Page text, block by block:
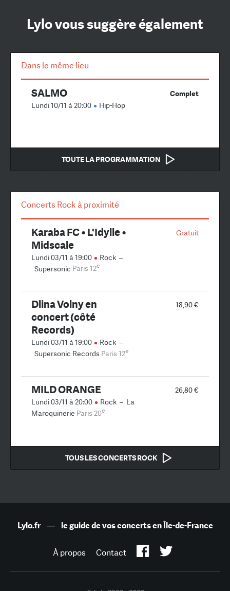
Lylo vous suggère également
Dans le même lieu
Complet
SALMO
Lundi 10/11 à 20:00 Hip-Hop
TOUTE LA PROGRAMMATION
Concerts Rock à proximité
Gratuit
Karaba FC • L'Idylle •
Midscale
Lundi 03/11 à 19:00 Rock –
Supersonic Paris 12e
18,90 €
Dlina Volny en
concert (côté
Records)
Lundi 03/11 à 19:00 Rock –
Supersonic Records Paris 12e
26,80 €
MILD ORANGE
Lundi 03/11 à 20:00 Rock – La
Maroquinerie Paris 20e
TOUS LES CONCERTS ROCK
Lylo.fr— le guide de vos concerts en Île-de-France
À propos Contact